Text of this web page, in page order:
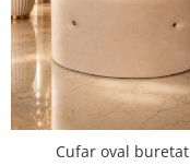
Cufar oval buretat